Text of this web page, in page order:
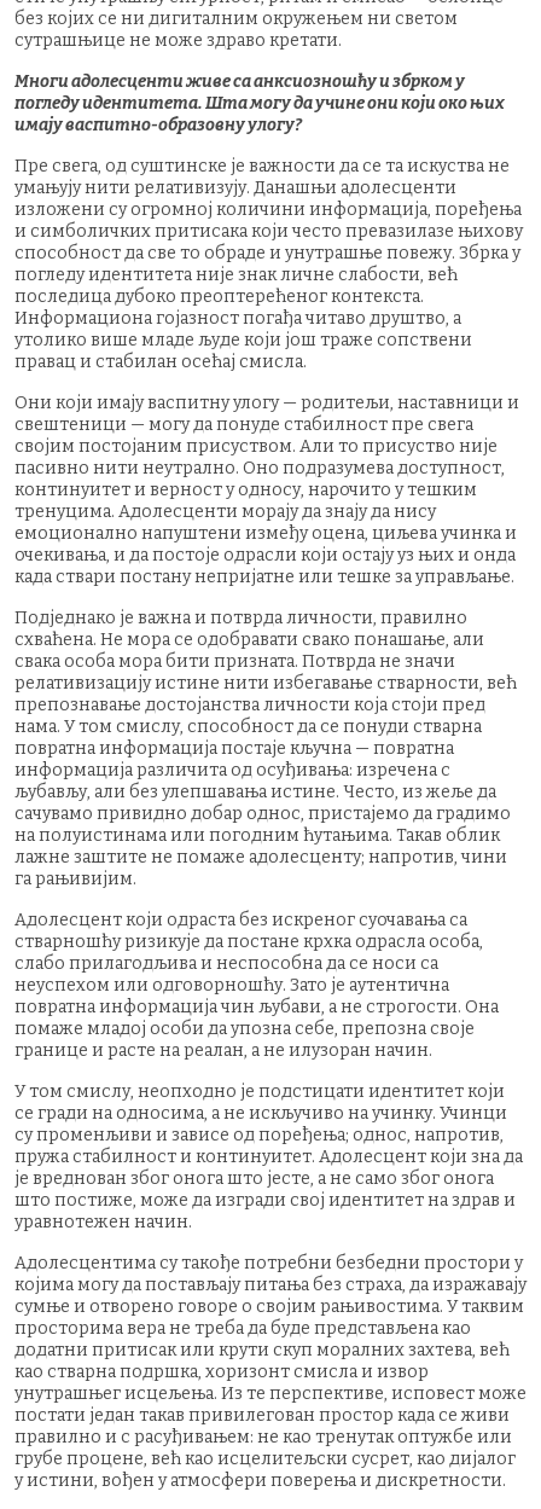
без којих се ни дигиталним окружењем ни светом
сутрашњице не може здраво кретати.
Многи адолесценти живе са анксиозношћу и збрком у
погледу идентитета. Шта могу да учине они који око њих
имају васпитно-образовну улогу?
Пре свега, од суштинске је важности да се та искуства не
умањују нити релативизују. Данашњи адолесценти
изложени су огромној количини информација, поређења
и симболичких притисака који често превазилазе њихову
способност да све то обраде и унутрашње повежу. Збрка у
погледу идентитета није знак личне слабости, већ
последица дубоко преоптерећеног контекста.
Информациона гојазност погађа читаво друштво, а
утолико више младе људе који још траже сопствени
правац и стабилан осећај смисла.
Они који имају васпитну улогу — родитељи, наставници и
свештеници — могу да понуде стабилност пре свега
својим постојаним присуством. Али то присуство није
пасивно нити неутрално. Оно подразумева доступност,
континуитет и верност у односу, нарочито у тешким
тренуцима. Адолесценти морају да знају да нису
емоционално напуштени између оцена, циљева учинка и
очекивања, и да постоје одрасли који остају уз њих и онда
када ствари постану непријатне или тешке за управљање.
Подједнако је важна и потврда личности, правилно
схваћена. Не мора се одобравати свако понашање, али
свака особа мора бити призната. Потврда не значи
релативизацију истине нити избегавање стварности, већ
препознавање достојанства личности која стоји пред
нама. У том смислу, способност да се понуди стварна
повратна информација постаје кључна — повратна
информација различита од осуђивања: изречена с
љубављу, али без улепшавања истине. Често, из жеље да
сачувамо привидно добар однос, пристајемо да градимо
на полуистинама или погодним ћутањима. Такав облик
лажне заштите не помаже адолесценту; напротив, чини
га рањивијим.
Адолесцент који одраста без искреног суочавања са
стварношћу ризикује да постане крхка одрасла особа,
слабо прилагодљива и неспособна да се носи са
неуспехом или одговорношћу. Зато је аутентична
повратна информација чин љубави, а не строгости. Она
помаже младој особи да упозна себе, препозна своје
границе и расте на реалан, а не илузоран начин.
У том смислу, неопходно је подстицати идентитет који
се гради на односима, а не искључиво на учинку. Учинци
су променљиви и зависе од поређења; однос, напротив,
пружа стабилност и континуитет. Адолесцент који зна да
је вреднован због онога што јесте, а не само због онога
што постиже, може да изгради свој идентитет на здрав и
уравнотежен начин.
Адолесцентима су такође потребни безбедни простори у
којима могу да постављају питања без страха, да изражавају
сумње и отворено говоре о својим рањивостима. У таквим
просторима вера не треба да буде представљена као
додатни притисак или крути скуп моралних захтева, већ
као стварна подршка, хоризонт смисла и извор
унутрашњег исцељења. Из те перспективе, исповест може
постати један такав привилегован простор када се живи
правилно и с расуђивањем: не као тренутак оптужбе или
грубе процене, већ као исцелитељски сусрет, као дијалог
у истини, вођен у атмосфери поверења и дискретности.